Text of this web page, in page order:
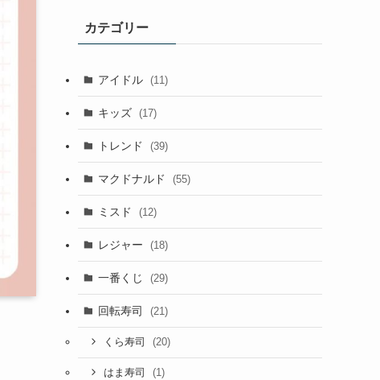
カテゴリー
アイドル (11)
キッズ (17)
トレンド (39)
マクドナルド (55)
ミスド (12)
レジャー (18)
一番くじ (29)
回転寿司 (21)
くら寿司 (20)
はま寿司 (1)